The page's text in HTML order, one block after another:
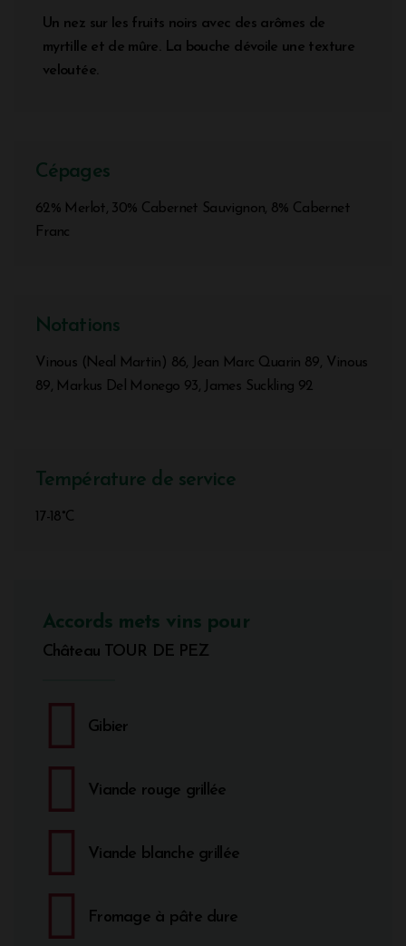
Un nez sur les fruits noirs avec des arômes de
myrtille et de mûre. La bouche dévoile une texture
veloutée.
Cépages
62% Merlot, 30% Cabernet Sauvignon, 8% Cabernet
Franc
Notations
Vinous (Neal Martin) 86, Jean Marc Quarin 89, Vinous
89, Markus Del Monego 93, James Suckling 92
Température de service
17-18°C
Accords mets vins pour
Château TOUR DE PEZ
Gibier
Viande rouge grillée
Viande blanche grillée
Fromage à pâte dure